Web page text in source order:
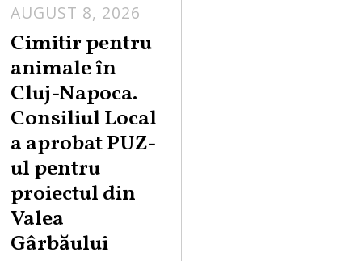
AUGUST 8, 2026
Cimitir pentru
animale în
Cluj-Napoca.
Consiliul Local
a aprobat PUZ-
ul pentru
proiectul din
Valea
Gârbăului